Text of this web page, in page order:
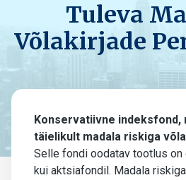
Tuleva
Võlakirjade
Konservatiivne indeksfond,
täielikult madala riskiga
Selle fondi oodatav tootlus
kui aktsiafondil. Madala